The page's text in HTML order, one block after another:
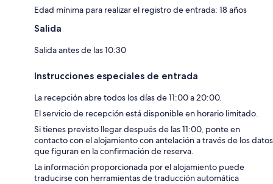
Edad mínima para realizar el registro de entrada: 18 años
Salida
Salida antes de las 10:30
Instrucciones especiales de entrada
La recepción abre todos los días de 11:00 a 20:00.
El servicio de recepción está disponible en horario limitado.
Si tienes previsto llegar después de las 11:00, ponte en
contacto con el alojamiento con antelación a través de los datos
que figuran en la confirmación de reserva.
La información proporcionada por el alojamiento puede
traducirse con herramientas de traducción automática